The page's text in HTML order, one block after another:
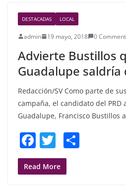
b
o
o
k
DESTACADAS LOCAL
admin 19 mayo, 2018 0
Advierte Bustillos
Guadalupe saldría
Redacción/SV Como parte de
campaña, el candidato del PRD
Guadalupe, Francisco Bustillos
F
a
c
T
w
itt
Read More